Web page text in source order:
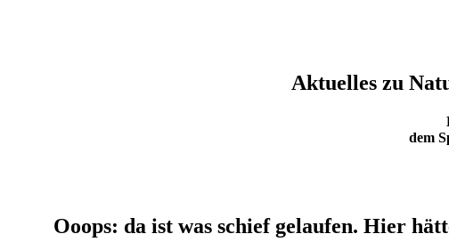
Aktuelles zu
dem
Ooops: da ist was schief gelaufen. Hier